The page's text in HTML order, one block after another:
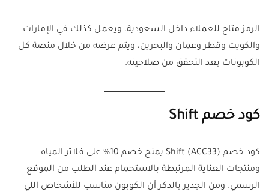
الرمز متاح للعملاء داخل السعودية، ويعمل كذلك في الإمارات
والكويت وقطر وعمان والبحرين، ويتم عرضه من خلال منصة كل
الكوبونات بعد التحقق من صلاحيته.
كود خصم Shift
كود خصم Shift (ACC33) يمنح خصم 10% على فلاتر المياه
ومنتجات العناية المرتبطة بالاستحمام عند الطلب من الموقع
الرسمي. ومن الجدير بالذكر أن الكوبون مناسب للأشخاص اللي